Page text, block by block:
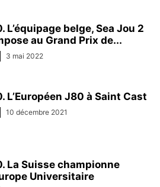
L’équipage belge, Sea Jou 2
au Grand Prix de...
3 mai 2022
L’Européen J80 à Saint Cast
10 décembre 2021
La Suisse championne
Universitaire